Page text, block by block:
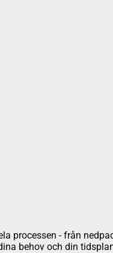
processen - från
behov och din